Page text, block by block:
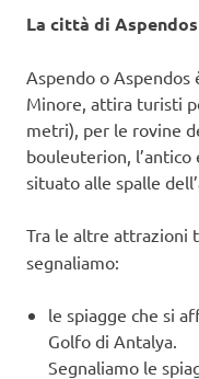
La città di Aspendos
Aspendo o Aspendos
Minore, attira turisti
metri), per le rovine
bouleuterion, l’antico
situato alle spalle
Tra le altre attrazioni
segnaliamo:
le spiagge che si
Golfo di Antalya.
Segnaliamo le